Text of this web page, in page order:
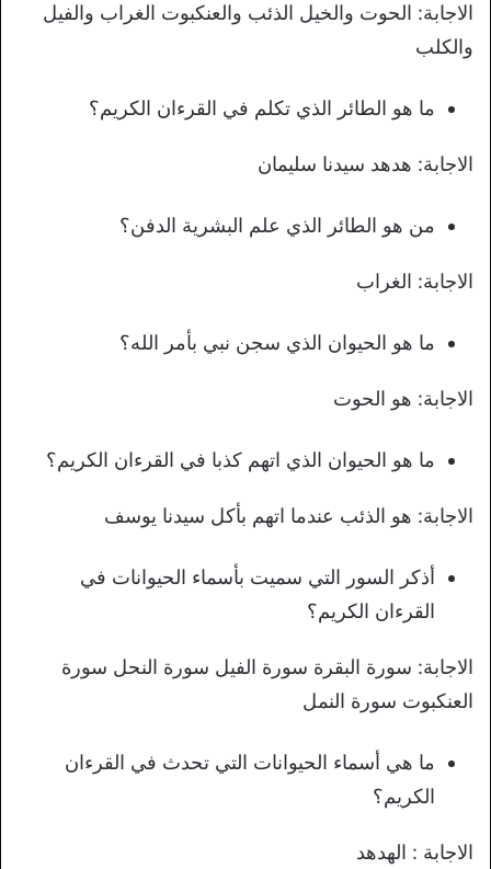
الاجابة: الحوت والخيل الذئب والعنكبوت الغراب والفيل
والكلب
ما هو الطائر الذي تكلم في القرءان الكريم؟
الاجابة: هدهد سيدنا سليمان
من هو الطائر الذي علم البشرية الدفن؟
الاجابة: الغراب
ما هو الحيوان الذي سجن نبي بأمر الله؟
الاجابة: هو الحوت
ما هو الحيوان الذي اتهم كذبا في القرءان الكريم؟
الاجابة: هو الذئب عندما اتهم بأكل سيدنا يوسف
أذكر السور التي سميت بأسماء الحيوانات في
القرءان الكريم؟
الاجابة: سورة البقرة سورة الفيل سورة النحل سورة
العنكبوت سورة النمل
ما هي أسماء الحيوانات التي تحدث في القرءان
الكريم؟
الاجابة : الهدهد